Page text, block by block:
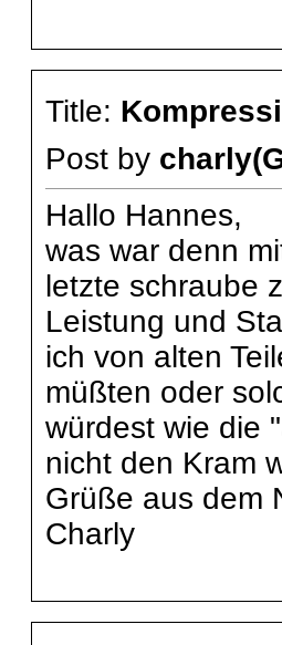
Title:
Post by
Hallo Hannes,
was war denn
letzte schraube
Leistung und
ich von alten
müßten oder
würdest wie die
nicht den Kram
Grüße aus dem
Charly